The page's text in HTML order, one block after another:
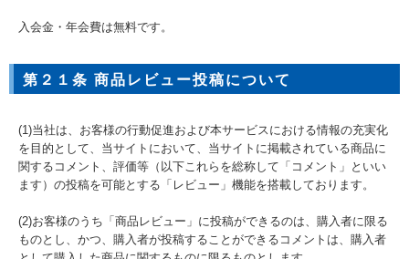
入会金・年会費は無料です。
第２１条 商品レビュー投稿について
(1)当社は、お客様の行動促進および本サービスにおける情報の充実化
を目的として、当サイトにおいて、当サイトに掲載されている商品に
関するコメント、評価等（以下これらを総称して「コメント」といい
ます）の投稿を可能とする「レビュー」機能を搭載しております。
(2)お客様のうち「商品レビュー」に投稿ができるのは、購入者に限る
ものとし、かつ、購入者が投稿することができるコメントは、購入者